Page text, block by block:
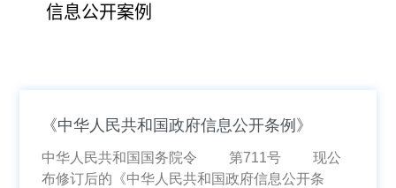
信息公开案例
《中华人民共和国政府信息公开条例》
中华人民共和国国务院令 第711号 现公
布修订后的《中华人民共和国政府信息公开条